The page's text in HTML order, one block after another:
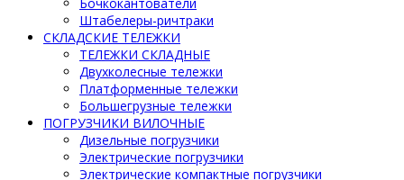
Штабелеры-ричтраки
СКЛАДСКИЕ ТЕЛЕЖКИ
ТЕЛЕЖКИ СКЛАДНЫЕ
Двухколесные тележки
Платформенные тележки
Большегрузные тележки
ПОГРУЗЧИКИ ВИЛОЧНЫЕ
Дизельные погрузчики
Электрические погрузчики
Электрические компактные погрузчики